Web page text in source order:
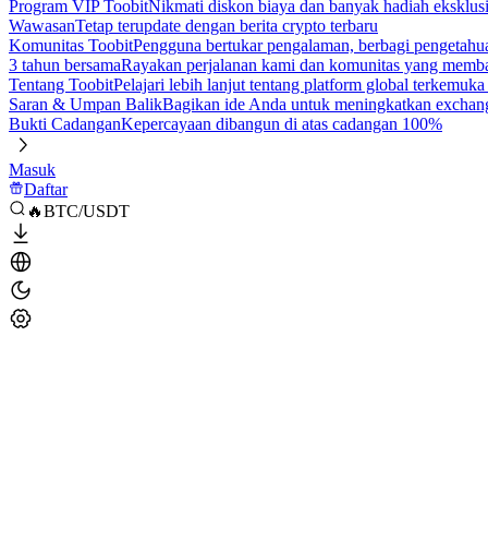
Program VIP ToobitNikmati diskon biaya dan banyak hadiah
WawasanTetap terupdate dengan berita crypto terbaru
Komunitas ToobitPengguna bertukar pengalaman, berbagi
3 tahun bersamaRayakan perjalanan kami dan komunitas yang
Tentang ToobitPelajari lebih lanjut tentang platform global
Saran & Umpan BalikBagikan ide Anda untuk meningkatkan
Bukti CadanganKepercayaan dibangun di atas cadangan 100%
Masuk
Daftar
🔥BTC/USDT